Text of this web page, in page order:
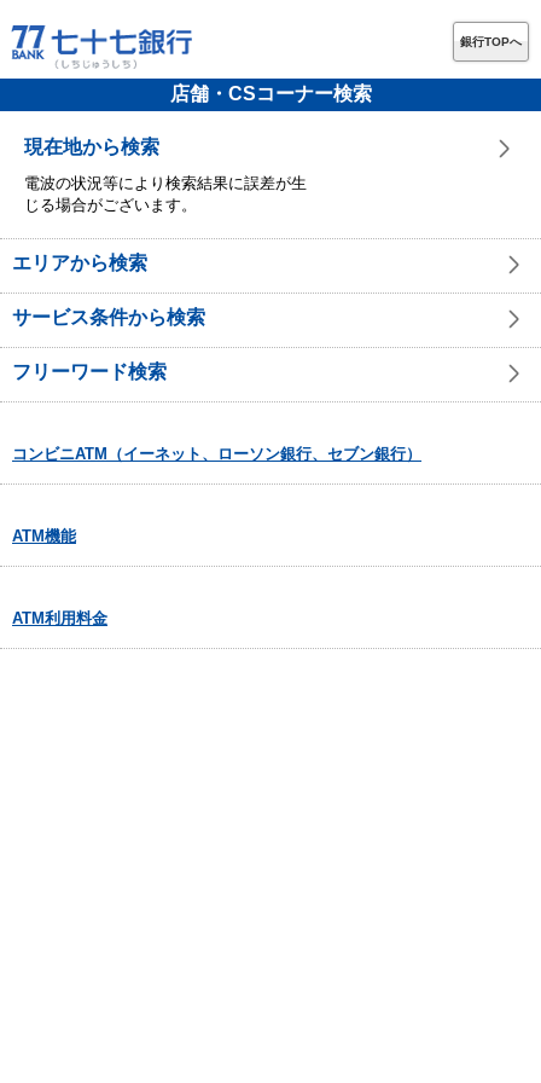
銀行TOPへ
店舗・CSコーナー検索
現在地から検索
電波の状況等により検索結果に誤差が生
じる場合がございます。
エリアから検索
サービス条件から検索
フリーワード検索
コンビニATM（イーネット、ローソン銀行、セブン銀行）
ATM機能
ATM利用料金